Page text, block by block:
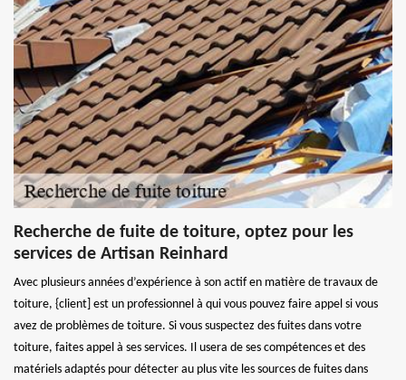
Recherche de fuite de toiture, optez pour les
services de Artisan Reinhard
Avec plusieurs années d’expérience à son actif en matière de travaux de
toiture, {client] est un professionnel à qui vous pouvez faire appel si vous
avez de problèmes de toiture. Si vous suspectez des fuites dans votre
toiture, faites appel à ses services. Il usera de ses compétences et des
matériels adaptés pour détecter au plus vite les sources de fuites dans